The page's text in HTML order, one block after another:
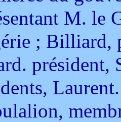
M. le
; Billiard,
président,